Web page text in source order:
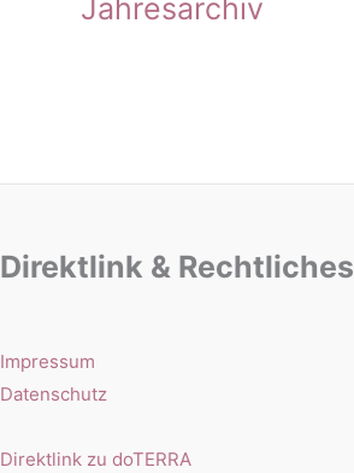
Jahresarchiv
Direktlink & Rechtliches
Impressum
Datenschutz
Direktlink zu doTERRA